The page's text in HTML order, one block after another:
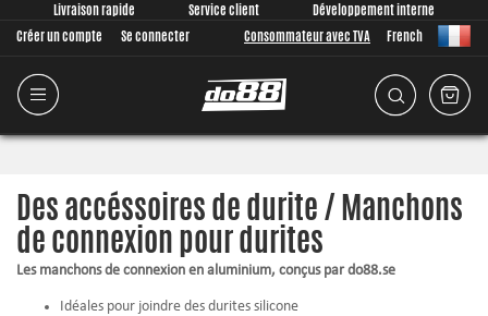
Livraison rapide Service client
Développement interne
Créer un compte
Se connecter Consommateur avec TVA French
Des accéssoires de durite / Manchons
de connexion pour durites
Les manchons de connexion en aluminium, conçus par do88.se
Idéales pour joindre des durites silicone